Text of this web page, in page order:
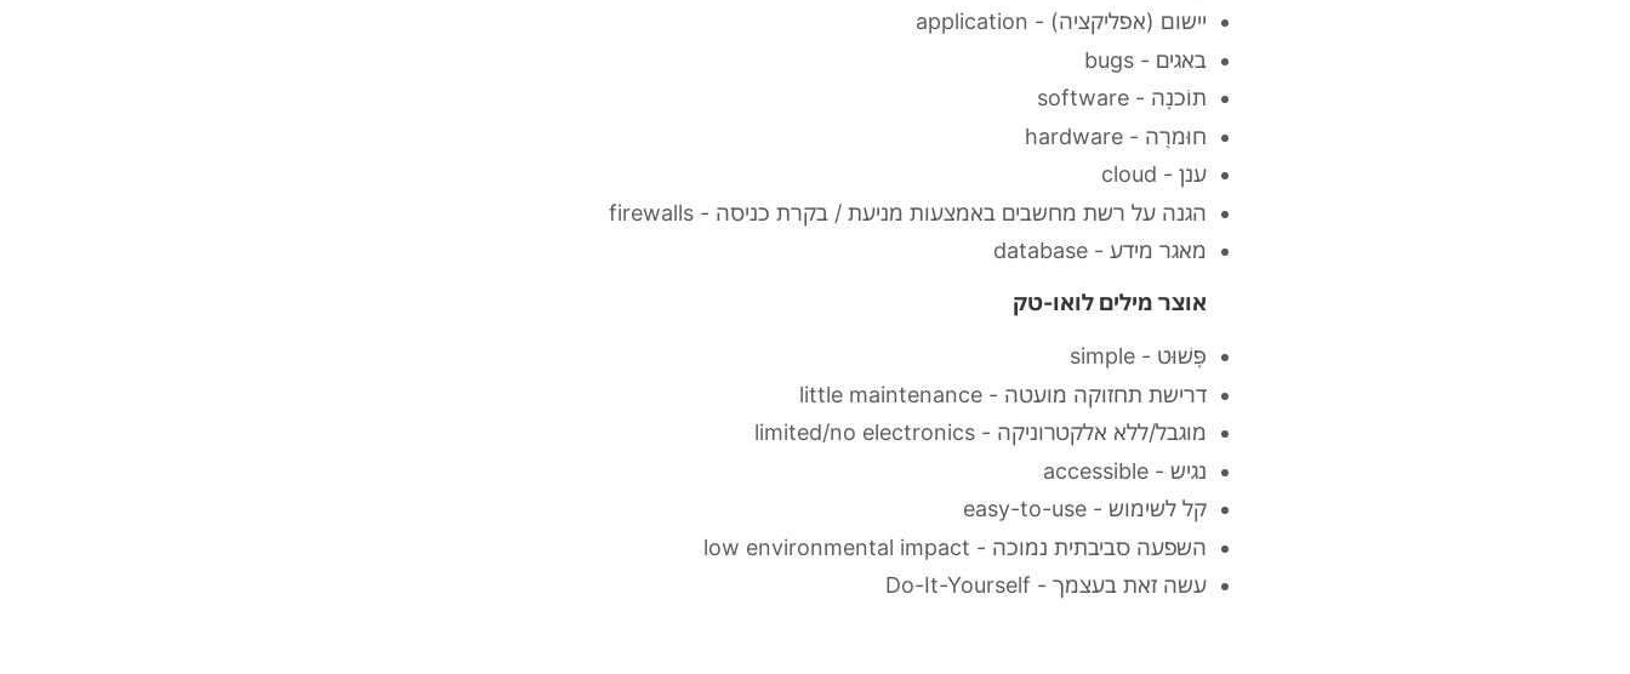
יישום (אפליקציה) - application
באגים - bugs
תוֹכנָה - software
חוּמרָה - hardware
ענן - cloud
הגנה על רשת מחשבים באמצעות מניעת / בקרת כניסה - firewalls
מאגר מידע - database
אוצר מילים לואו-טק
פָּשׁוּט - simple
דרישת תחזוקה מועטה - little maintenance
מוגבל/ללא אלקטרוניקה - limited/no electronics
נגיש - accessible
קל לשימוש - easy-to-use
השפעה סביבתית נמוכה - low environmental impact
עשה זאת בעצמך - Do-It-Yourself